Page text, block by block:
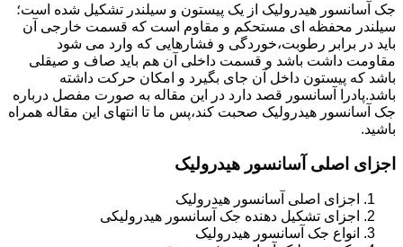
جک آسانسور هیدرولیک از یک پیستون و سیلندر تشکیل شده است؛
سیلندر محفظه ای مستحکم و مقاوم است که قسمت خارجی آن
باید در برابر رطوبت،خوردگی و فشارهایی که وارد می شود
مقاومت داشت باشد و قسمت داخلی آن هم باید صاف و صیقلی
باشد که پیستون داخل آن جای بگیرد و امکان حرکت داشته
باشد.پادرا آسانسور قصد دارد در این مقاله به صورت مفصل درباره
جک آسانسور هیدرولیک صحبت کند،پس ما تا انتهای این مقاله همراه
باشید.
اجزای اصلی آسانسور هیدرولیک
اجزای اصلی آسانسور هیدرولیک
اجزای تشکیل دهنده جک آسانسور هیدرولیکی
انواع جک آسانسور هیدرولیک